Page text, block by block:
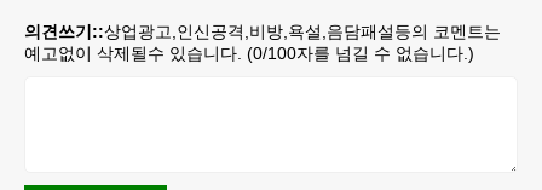
의견쓰기::상업광고,인신공격,비방,욕설,음담패설등의 코멘트는
예고없이 삭제될수 있습니다. (0/100자를 넘길 수 없습니다.)